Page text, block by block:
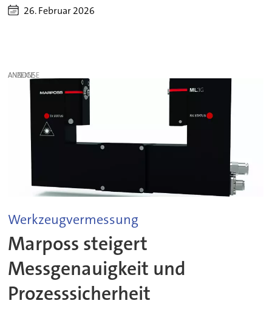
26. Februar 2026
ANZEIGE
Werkzeugvermessung
Marposs steigert
Messgenauigkeit und
Prozesssicherheit